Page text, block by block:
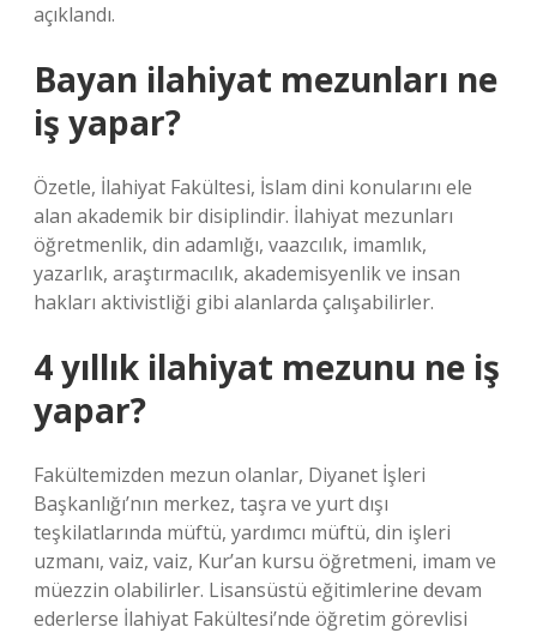
açıklandı.
Bayan ilahiyat mezunları ne
iş yapar?
Özetle, İlahiyat Fakültesi, İslam dini konularını ele
alan akademik bir disiplindir. İlahiyat mezunları
öğretmenlik, din adamlığı, vaazcılık, imamlık,
yazarlık, araştırmacılık, akademisyenlik ve insan
hakları aktivistliği gibi alanlarda çalışabilirler.
4 yıllık ilahiyat mezunu ne iş
yapar?
Fakültemizden mezun olanlar, Diyanet İşleri
Başkanlığı’nın merkez, taşra ve yurt dışı
teşkilatlarında müftü, yardımcı müftü, din işleri
uzmanı, vaiz, vaiz, Kur’an kursu öğretmeni, imam ve
müezzin olabilirler. Lisansüstü eğitimlerine devam
ederlerse İlahiyat Fakültesi’nde öğretim görevlisi